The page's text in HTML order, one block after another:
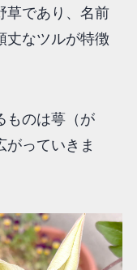
草であり、名前
丈なツルが特徴
ものは萼（が
がっていきま